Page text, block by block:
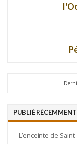
PUBLIÉ RÉCEMMENT
L’enceinte de